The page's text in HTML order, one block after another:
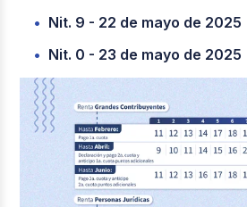
Nit. 9 - 22 de mayo de 2025
Nit. 0 - 23 de mayo de 2025